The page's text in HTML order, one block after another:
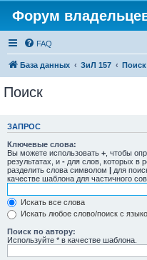
Форум
FAQ
База данных ЗиЛ 157 Поиск
Поиск
ЗАПРОС
Ключевые слова:
Вы можете использовать + , чтобы
результатах, и - для слов, которых в
разделить слова символом | для
качестве шаблона для частичного
Искать все слова
Искать любое слово/поиск с
Поиск по автору:
Используйте * в качестве шаблона.